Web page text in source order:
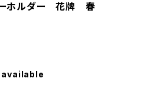
ーホルダー 花牌 春